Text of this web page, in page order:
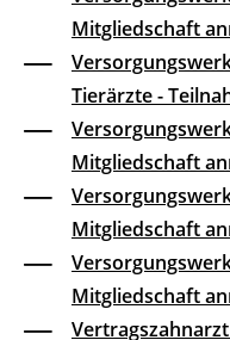
Mitgliedschaft
Tierärzte -
Mitgliedschaft
Mitgliedschaft
Mitgliedschaft